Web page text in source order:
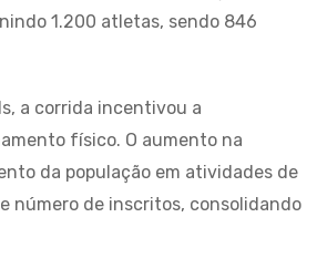
1.200 atletas, sendo 846
a corrida incentivou a
físico. O aumento na
da população em atividades de
número de inscritos, consolidando